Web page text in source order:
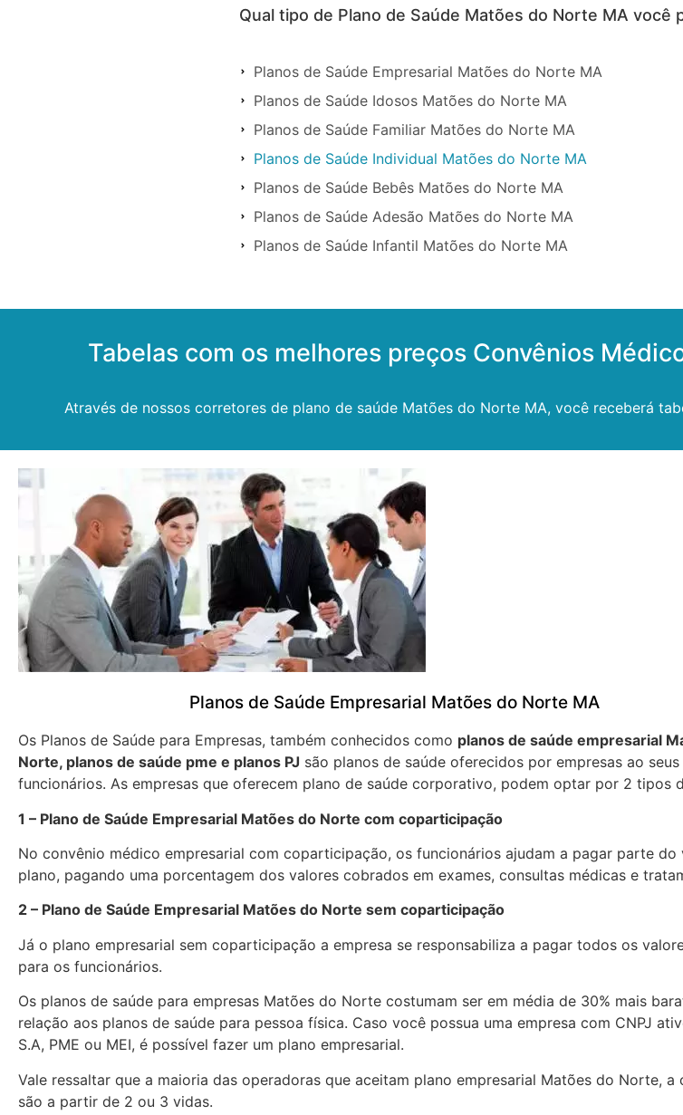
Qual tipo de Plano de Saúde Matões do Norte MA você
Planos de Saúde Empresarial Matões do Norte MA
Planos de Saúde Idosos Matões do Norte MA
Planos de Saúde Familiar Matões do Norte MA
Planos de Saúde Individual Matões do Norte MA
Planos de Saúde Bebês Matões do Norte MA
Planos de Saúde Adesão Matões do Norte MA
Planos de Saúde Infantil Matões do Norte MA
Tabelas com os melhores preços Convênios
Através de nossos corretores de plano de saúde Matões do Norte MA, você receberá
Planos de Saúde Empresarial Matões do Norte MA
Os Planos de Saúde para Empresas, também conhecidos como planos de saúde empresarial
Norte, planos de saúde pme e planos PJ são planos de saúde oferecidos por empresas ao
funcionários. As empresas que oferecem plano de saúde corporativo, podem optar por 2 tipos
1 – Plano de Saúde Empresarial Matões do Norte com coparticipação
No convênio médico empresarial com coparticipação, os funcionários ajudam a pagar parte do
plano, pagando uma porcentagem dos valores cobrados em exames, consultas médicas e
2 – Plano de Saúde Empresarial Matões do Norte sem coparticipação
Já o plano empresarial sem coparticipação a empresa se responsabiliza a pagar todos os
para os funcionários.
Os planos de saúde para empresas Matões do Norte costumam ser em média de 30% mais
relação aos planos de saúde para pessoa física. Caso você possua uma empresa com CNPJ
S.A, PME ou MEI, é possível fazer um plano empresarial.
Vale ressaltar que a maioria das operadoras que aceitam plano empresarial Matões do Norte, a
são a partir de 2 ou 3 vidas.